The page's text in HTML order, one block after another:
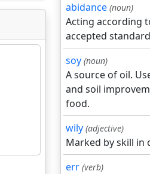
abidance (noun)
Acting according
accepted
soy (noun)
A source of oil.
and soil
food.
wily (adjective)
Marked by skill in
err (verb)